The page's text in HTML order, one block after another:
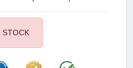
capacité à transformer vos
démonstrations de force.
parfaite pour des résultats
volume et votre puissance.
STOCK